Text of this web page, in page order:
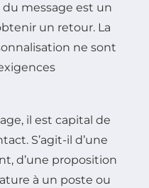
message est un
un retour. La
ne sont
il est capital de
S’agit-il d’une
d’une proposition
à un poste ou